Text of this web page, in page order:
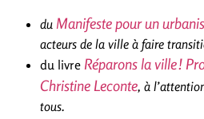
du Manifeste pour un
acteurs de la ville à faire
du livre Réparons la ville !
Christine Leconte, à
tous.